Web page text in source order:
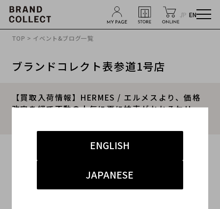
JP EN
ENGLISH
JAPANESE
TOP > イベント&ブログ一覧
ブランドコレクト表参道1号店
【買取入荷情報】HERMES / エルメスより、価格
改定を経て不動の人気に更に拍車がかかるケリー
#表参道1号店 ハイブランド